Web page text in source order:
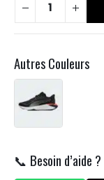
Autres Couleurs
📞 Besoin d’aide ?